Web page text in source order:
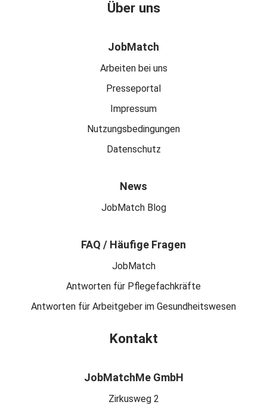
Über uns
JobMatch
Arbeiten bei uns
Presseportal
Impressum
Nutzungsbedingungen
Datenschutz
News
JobMatch Blog
FAQ / Häufige Fragen
JobMatch
Antworten für Pflegefachkräfte
Antworten für Arbeitgeber im Gesundheitswesen
Kontakt
JobMatchMe GmbH
Zirkusweg 2